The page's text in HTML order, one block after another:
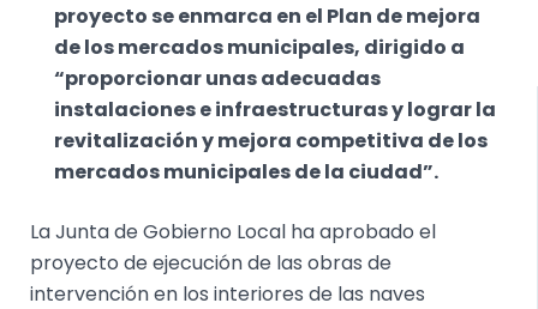
proyecto se enmarca en el Plan de mejora
de los mercados municipales, dirigido a
“proporcionar unas adecuadas
instalaciones e infraestructuras y lograr la
revitalización y mejora competitiva de los
mercados municipales de la ciudad”.
La Junta de Gobierno Local ha aprobado el
proyecto de ejecución de las obras de
intervención en los interiores de las naves